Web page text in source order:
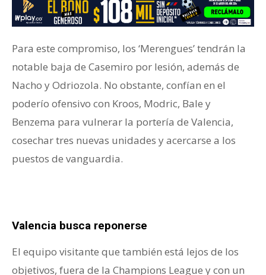
Para este compromiso, los ‘Merengues’ tendrán la
notable baja de Casemiro por lesión, además de
Nacho y Odriozola. No obstante, confían en el
poderío ofensivo con Kroos, Modric, Bale y
Benzema para vulnerar la portería de Valencia,
cosechar tres nuevas unidades y acercarse a los
puestos de vanguardia.
Valencia busca reponerse
El equipo visitante que también está lejos de los
objetivos, fuera de la Champions League y con un